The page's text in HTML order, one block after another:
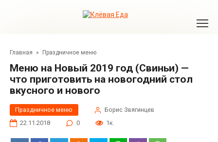
Главная » Праздничное меню
Меню на Новый 2019 год (Свиньи) —
что приготовить на новогодний стол
вкусного и нового
Праздничное меню
Борис Звягинцев
22.11.2018
0 1к.